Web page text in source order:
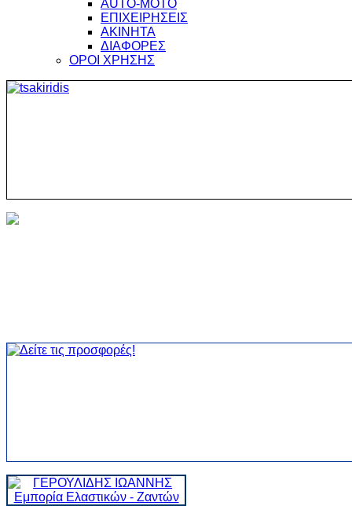
AUTO-MOTO
ΕΠΙΧΕΙΡΗΣΕΙΣ
ΑΚΙΝΗΤΑ
ΔΙΑΦΟΡΕΣ
ΟΡΟΙ ΧΡΗΣΗΣ